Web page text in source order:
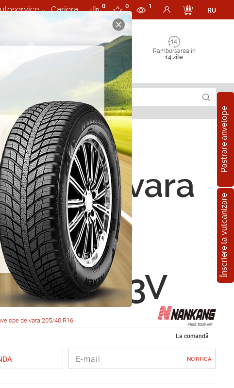
Cariera 0 0 1
RU
Rambursarea în
14 zile
Pastrare anvelope
Înscriere la vulcanizare
de vara
NS2
Sport
R16 83V
de vara 205/40 R16
La comandă
NOTIFICA